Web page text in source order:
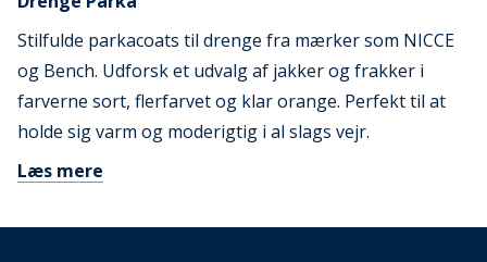
Stilfulde parkacoats til drenge fra mærker som NICCE
og Bench. Udforsk et udvalg af jakker og frakker i
farverne sort, flerfarvet og klar orange. Perfekt til at
holde sig varm og moderigtig i al slags vejr.
Læs mere